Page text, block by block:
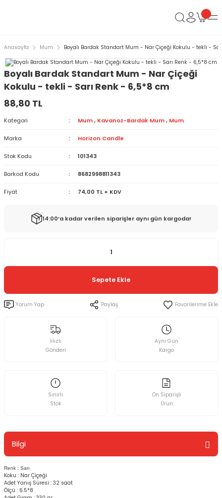
Anasayfa Mum Boyalı Bardak Standart Mum - Nar Çiçeği Kokulu - tekli -
Boyalı Bardak Standart Mum - Nar Çiçeği
Kokulu - tekli - Sarı Renk - 6,5*8 cm
88,80 TL
Kategori Mum , Kavanoz-Bardak Mum , Mum
Marka Horizon Candle
Stok Kodu 101343
Barkod Kodu 8682998811343
Fiyat 74,00 TL + KDV
14:00’a kadar verilen siparişler aynı gün kargoda!
Sepete Ekle
Yorum Yap Paylaş
Hızlı
Gönderi
Aynı Gün
Kargo
Sınırlı
Stok
Ön Siparişli
Ürün
Bilgi
Renk : Sarı
Koku : Nar Çiçeği
Adet Yanış Süresi : 32 saat
Ölçü : 6.5*8